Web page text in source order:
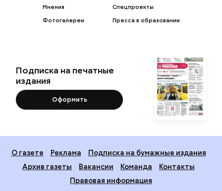
Мнения
Фотогалереи
Спецпроекты
Пресса в образовании
Подписка на печатные
издания
Оформить
О газете Реклама
Подписка на бумажные издания
Архив газеты
Вакансии Команда
Контакты
Правовая информация